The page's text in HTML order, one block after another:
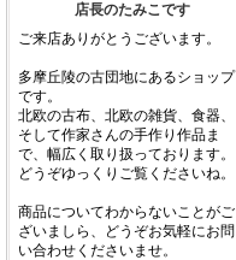
店長のたみこです
ご来店ありがとうございます。
多摩丘陵の古団地にあるショップ
です。
北欧の古布、北欧の雑貨、食器、
そして作家さんの手作り作品ま
で、幅広く取り扱っております。
どうぞゆっくりご覧くださいね。
商品についてわからないことがご
ざいましら、どうぞお気軽にお問
い合わせくださいませ。